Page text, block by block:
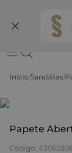
Ganhe 10%
Sandálias
Papete
Código: